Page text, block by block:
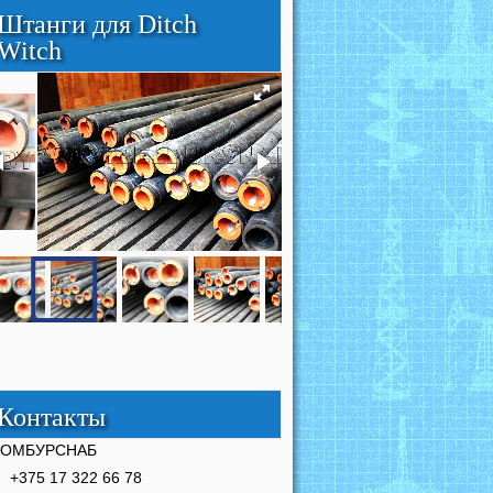
для Ditch
+375 17 322 66 78